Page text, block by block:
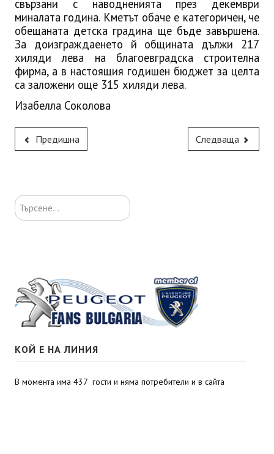
свързани с наводненията през декември
миналата година. Кметът обаче е категоричен, че
обещаната детска градина ще бъде завършена.
За доизграждаенето й общината дължи 217
хиляди лева на благоевградска строителна
фирма, а в настоящия годишен бюджет за целта
са заложени още 315 хиляди лева.
Изабелла Соколова
Предишна Следваща
Търсене...
КОЙ Е НА ЛИНИЯ
В момента има 437 гости и няма потребители и в сайта